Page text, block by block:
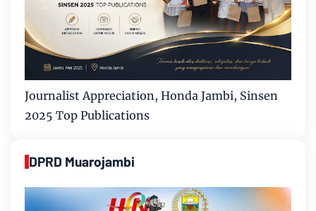
Journalist Appreciation, Honda Jambi, Sinsen
2025 Top Publications
DPRD Muarojambi